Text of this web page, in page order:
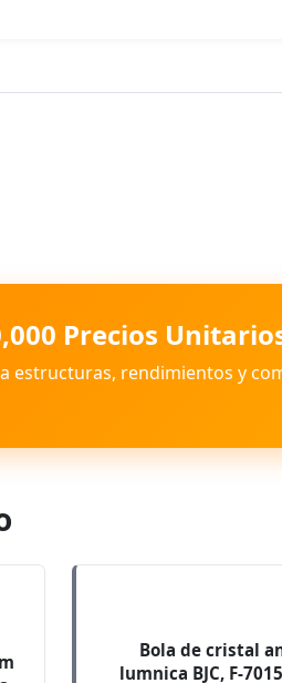
Precios
estructuras, rendimientos y
Bola de cristal
lumnica BJC, F-